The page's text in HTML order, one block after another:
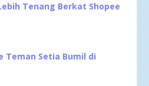
Tenang Berkat Shopee
Teman Setia Bumil di